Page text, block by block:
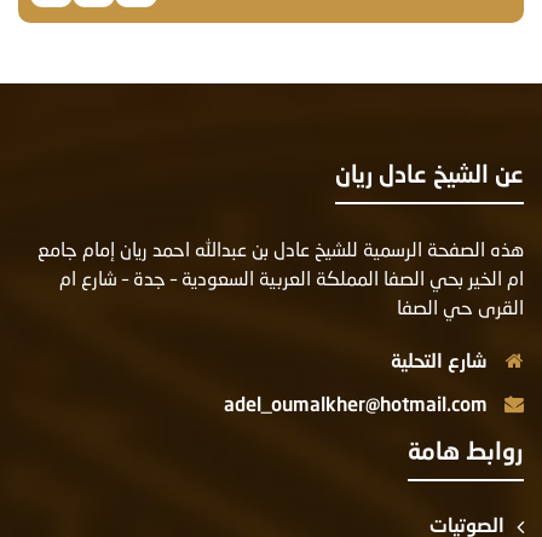
الشيخ عادل ريان
الصفحة الرسمية للشيخ عادل بن عبدالله احمد ريان إمام جامع
الخير بحي الصفا المملكة العربية السعودية – جدة – شارع ام
حي الصفا
شارع التحلية
adel_oumalkher@hotmail.com
هامة
الصوتيات